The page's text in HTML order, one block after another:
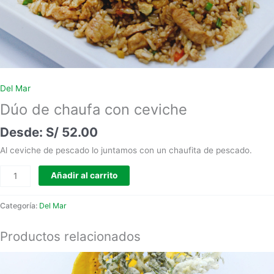
Del Mar
Dúo de chaufa con ceviche
S/ 52.00
Al ceviche de pescado lo juntamos con un chaufita de pescado.
Añadir al carrito
Categoría: Del Mar
Productos relacionados